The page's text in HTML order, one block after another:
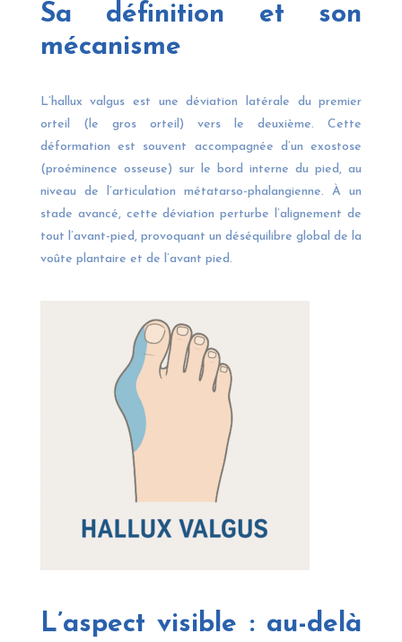
Sa définition et son
mécanisme
L’hallux valgus est une déviation latérale du premier
orteil (le gros orteil) vers le deuxième. Cette
déformation est souvent accompagnée d’un exostose
(proéminence osseuse) sur le bord interne du pied, au
niveau de l’articulation métatarso-phalangienne. À un
stade avancé, cette déviation perturbe l’alignement de
tout l’avant-pied, provoquant un déséquilibre global de la
voûte plantaire et de l’avant pied.
L’aspect visible : au-delà